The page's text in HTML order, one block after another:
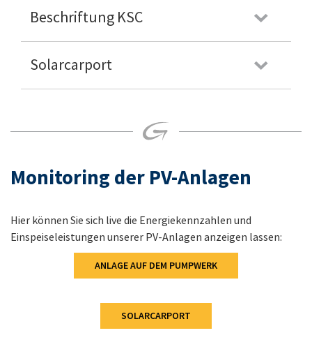
Beschriftung KSC
Solarcarport
Monitoring der PV-Anlagen
Hier können Sie sich live die Energiekennzahlen und
Einspeiseleistungen unserer PV-Anlagen anzeigen lassen‭:‬
ANLAGE AUF DEM PUMPWERK
SOLARCARPORT